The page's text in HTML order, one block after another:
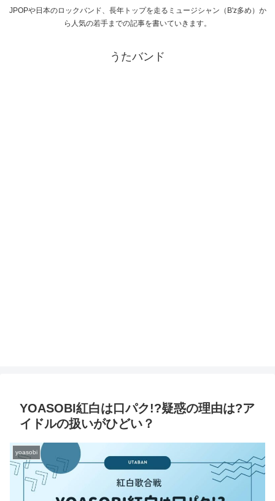
JPOPや日本のロックバンド、長年トップを走るミュージシャン（B'z多め）か
ら人気の若手までの記事を書いていきます。
うたバンド
YOASOBI紅白は口パク!?疑惑の理由は?ア
イドルの扱いがひどい？
yoasobi